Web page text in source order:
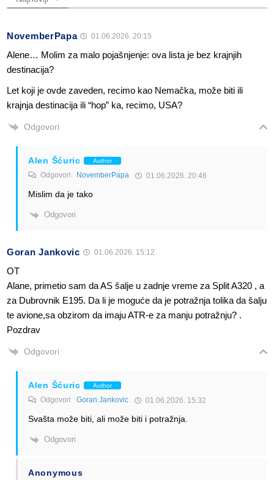
NovemberPapa 01.06.2026. 20:15
Alene… Molim za malo pojašnjenje: ova lista je bez krajnjih
destinacija?
Let koji je ovde zaveden, recimo kao Nemačka, može biti ili
krajnja destinacija ili “hop” ka, recimo, USA?
Odgovori
Alen Šćuric Author
Odgovori NovemberPapa 01.06.2026. 20:46
Mislim da je tako
Odgovori
Goran Jankovic 01.06.2026. 15:12
OT
Alane, primetio sam da AS šalje u zadnje vreme za Split A320 , a
za Dubrovnik E195. Da li je moguće da je potražnja tolika da šalju
te avione,sa obzirom da imaju ATR-e za manju potražnju? .
Pozdrav
Odgovori
Alen Šćuric Author
Odgovori Goran Jankovic 01.06.2026. 15:32
Svašta može biti, ali može biti i potražnja.
Odgovori
Anonymous